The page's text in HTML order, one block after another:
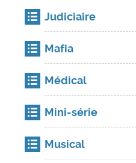
Judiciaire
Mafia
Médical
Mini-série
Musical